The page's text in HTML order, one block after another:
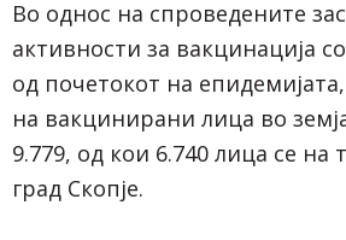
Во однос на спроведените
активности за вакцинација
од почетокот на
на вакцинирани лица во
9.779, од кои 6.740 лица се на
град Скопје.